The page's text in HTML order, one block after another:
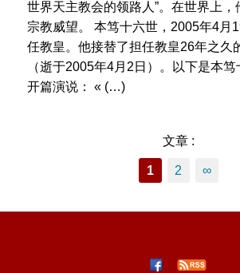
世界天主教会的领路人”。在世界上，
宗教威望。 本笃十六世，2005年4月
任教皇。他接替了担任教皇26年之久
（逝于2005年4月2日）。以下是本
开篇演说： « (…)
文章 :
1 2 ∞